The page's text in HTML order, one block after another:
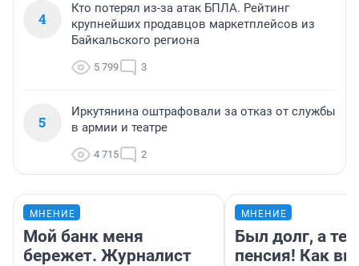
4
Кто потерял из-за атак БПЛА. Рейтинг
крупнейших продавцов маркетплейсов из
Байкальского региона
5 799 3
5
Иркутянина оштрафовали за отказ от службы
в армии и театре
4 715 2
МНЕНИЕ
Мой банк меня
бережет. Журналист
МНЕНИЕ
Был долг, а
пенсия! Как